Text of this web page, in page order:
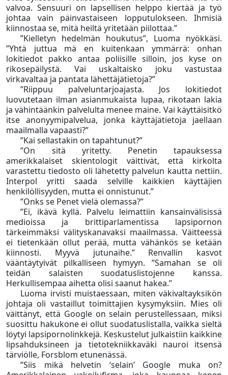
valvoa. Sensuuri on lapsellisen helppo kiertää ja työ
johtaa vain päinvastaiseen lopputulokseen. Ihmisiä
kiinnostaa se, mitä heiltä yritetään piilottaa.”
”Kielletyn hedelmän houkutus”, Luoma nyökkäsi.
”Yhtä juttua mä en kuitenkaan ymmärrä: onhan
lokitiedot pakko antaa poliisille silloin, jos kyse on
rikosepäilystä. Vai uskaltaisko joku vastustaa
virkavaltaa ja pantata lähettäjätietoja?”
”Riippuu palveluntarjoajasta. Jos lokitiedot
luovutetaan ilman asianmukaista lupaa, rikotaan lakia
ja vähintäänkin palvelulta menee maine. Vai käyttäisitkö
itse anonyymipalvelua, jonka käyttäjätietoja jaellaan
maailmalla vapaasti?”
”Kai sellastakin on tapahtunut?”
”On sitä yritetty. Penetin tapauksessa
amerikkalaiset skientologit väittivät, että kirkolta
varastettu tiedosto oli lähetetty palvelun kautta nettiin.
Interpol yritti saada selville kaikkien käyttäjien
henkilöllisyyden, mutta ei onnistunut.”
”Onks se Penet vielä olemassa?”
”Ei, ikävä kyllä. Palvelu leimattiin kansainvälisissä
medioissa ja brittiparlamentissa lapsipornon
tärkeimmäksi välityskanavaksi maailmassa. Väitteessä
ei tietenkään ollut perää, mutta vähänkös se ketään
kiinnosti. Myyvä jutunaihe.” Renvallin kasvot
vääntäytyivät pilkalliseen hymyyn. ”Samahan se oli
teidän salaisten suodatuslistojenne kanssa.
Herkullisempaa aihetta olisi saanut hakea.”
Luoma irvisti muistaessaan, miten väkivaltayksikön
johtaja oli vastaillut toimittajien kysymyksiin. Mies oli
väittänyt, että Google on selain perustellessaan, miksi
suosittu hakukone ei ollut suodatuslistalla, vaikka sieltä
löytyi lapsipornolinkkejä. Keskustelut julkaistiin kaikkine
lipsahduksineen ja tietotekniikkaväki nauroi itsensä
tärviölle, Forsblom etunenässä.
”Siis mikä helvetin ‘selain’ Google muka on?